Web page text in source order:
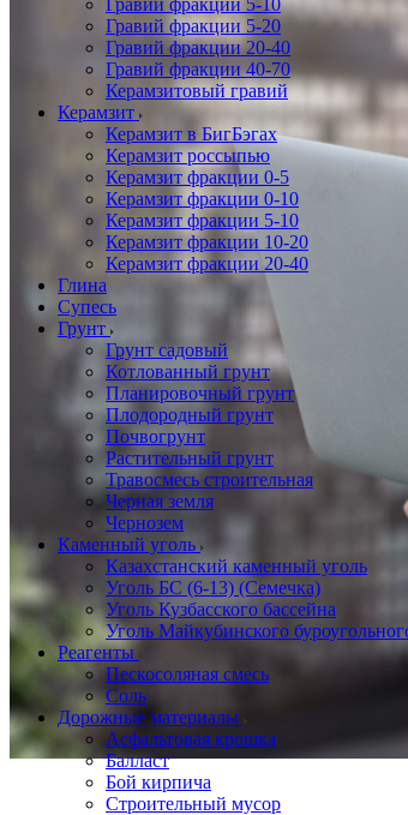
Гравий фракции 5-10
Гравий фракции 5-20
Гравий фракции 20-40
Гравий фракции 40-70
Керамзитовый гравий
Керамзит
Керамзит в БигБэгах
Керамзит россыпью
Керамзит фракции 0-5
Керамзит фракции 0-10
Керамзит фракции 5-10
Керамзит фракции 10-20
Керамзит фракции 20-40
Глина
Супесь
Грунт
Грунт садовый
Котлованный грунт
Планировочный грунт
Плодородный грунт
Почвогрунт
Растительный грунт
Травосмесь строительная
Черная земля
Чернозем
Каменный уголь
Казахстанский каменный уголь
Уголь БС (6-13) (Семечка)
Уголь Кузбасского бассейна
Уголь Майкубинского
Реагенты
Пескосоляная смесь
Соль
Дорожные материалы
Асфальтовая крошка
Балласт
Бой кирпича
Строительный мусор